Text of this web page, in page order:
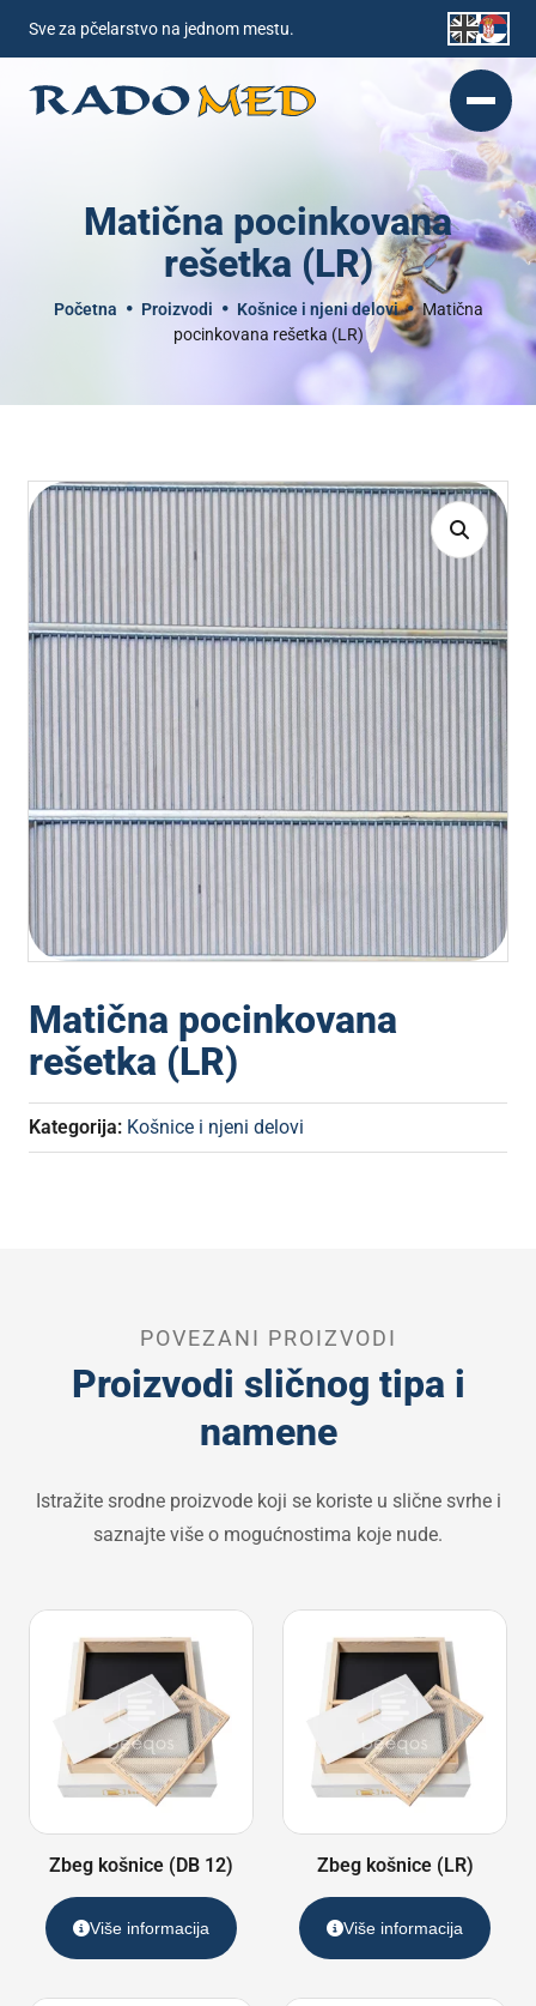
Sve za pčelarstvo na jednom mestu.
Matična pocinkovana
rešetka (LR)
Početna Proizvodi Košnice i njeni delovi
Matična
pocinkovana rešetka (LR)
Matična pocinkovana
rešetka (LR)
Kategorija: Košnice i njeni delovi
POVEZANI PROIZVODI
Proizvodi sličnog tipa i
namene
Istražite srodne proizvode koji se koriste u slične svrhe i
saznajte više o mogućnostima koje nude.
Zbeg košnice (DB 12)
Više informacija
Zbeg košnice (LR)
Više informacija